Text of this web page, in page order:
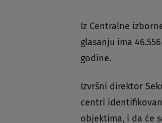
Iz Centralne
glasanju ima
godine.
Izvršni direktor
centri
objektima, i da će